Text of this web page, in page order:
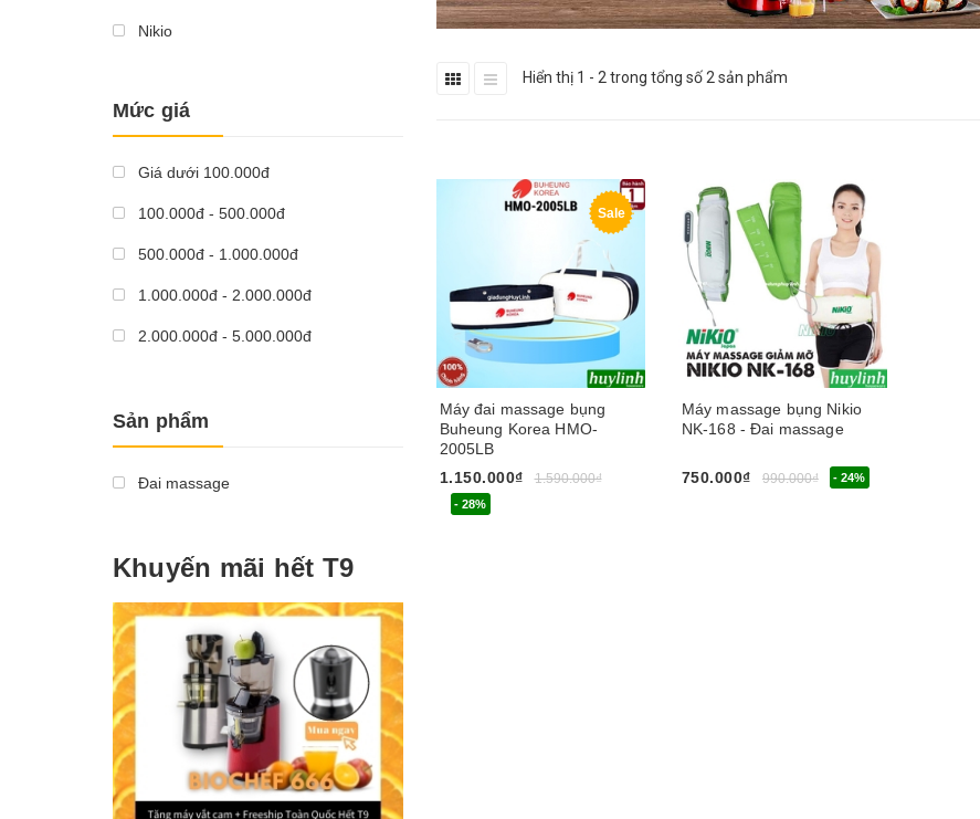
Hiển thị 1 - 2 trong tổng số 2 sản phẩm
Sale
Máy đai massage bụng
Buheung Korea HMO-
2005LB
1.150.000₫
1.590.000₫
- 28%
Mua ngay
Máy massage bụng Nikio
NK-168 - Đai massage
750.000₫ 990.000₫ - 24%
Hết hàng
Nikio
Mức giá
Giá dưới 100.000đ
100.000đ - 500.000đ
500.000đ - 1.000.000đ
1.000.000đ - 2.000.000đ
2.000.000đ - 5.000.000đ
Sản phẩm
Đai massage
Khuyến mãi hết T9